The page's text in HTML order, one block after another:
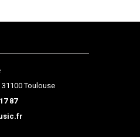
31100 Toulouse
87